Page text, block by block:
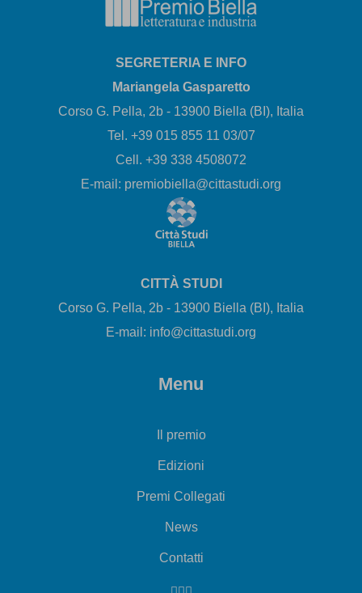
SEGRETERIA E INFO
Mariangela Gasparetto
Corso G. Pella, 2b - 13900 Biella (BI), Italia
Tel. +39 015 855 11 03/07
Cell. +39 338 4508072
E-mail: premiobiella@cittastudi.org
CITTÀ STUDI
Corso G. Pella, 2b - 13900 Biella (BI), Italia
E-mail: info@cittastudi.org
Menu
Il premio
Edizioni
Premi Collegati
News
Contatti